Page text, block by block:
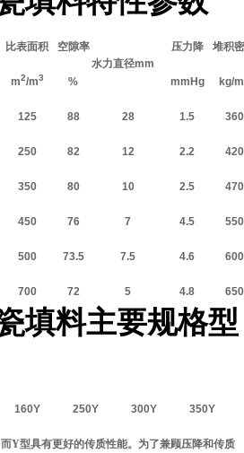
比表面积
m2/m3
空隙率
%
水力直径mm
压力降
mmHg
堆积
kg/m
125 88 28 1.5 360
250 82 12 2.2 420
350 80 10 2.5 470
450 76 7 4.5 550
500 73.5 7.5 4.6 600
700 72 5 4.8 650
填料主要规格型
160Y 250Y 300Y 350Y
Y型具有更好的传质性能。为了兼顾压降和传质